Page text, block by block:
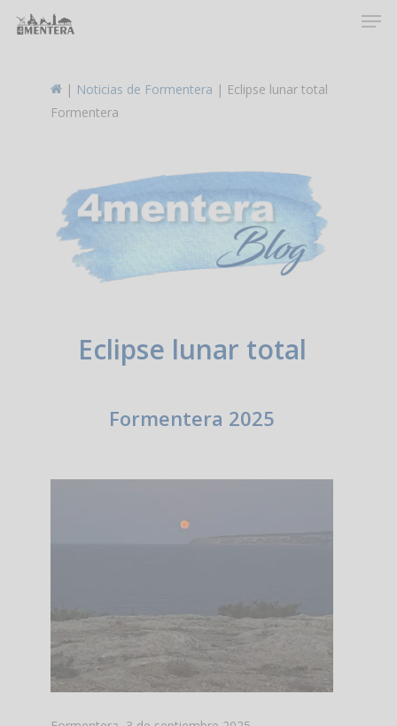
| Noticias de Formentera | Eclipse lunar total
Formentera
Eclipse lunar total
Formentera 2025